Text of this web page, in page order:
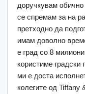
доручкувам
се спремам за на
претходно да
имам доволно
е град со 8
користиме градски
ми е доста
колегите од Tiffany